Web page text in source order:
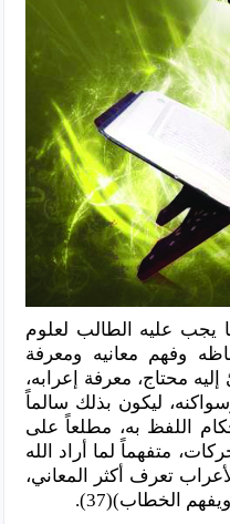
الطالب لعلوم
وفهم معانيه ومعرفة
محتاج، معرفة إعرابه،
ليكون بذلك سالماً
اللفظ به، مطلعاً على
متفهماً لما أراد الله
تعرف أكثر المعاني،
الخطاب)(37).